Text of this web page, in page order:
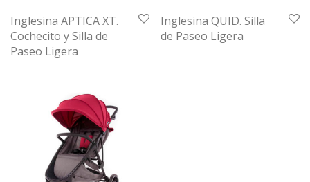
Inglesina APTICA XT.
Cochecito y Silla de
Paseo Ligera
Inglesina QUID. Silla
de Paseo Ligera